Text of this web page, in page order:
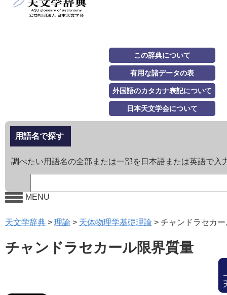
この辞典について
有用な諸データの表
外国語のカタカナ表記について
日本天文学会について
用語名で探す
調べたい用語名の全部または一部を日本語または英語で入
MENU
天文学辞典 > 理論 > 天体物理学基礎理論 > チャンドラセカ
チャンドラセカール限界質量